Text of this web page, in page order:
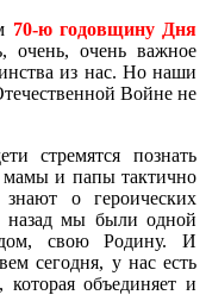
70-ю годовщину Дня
очень, очень важное
из нас. Но наши
Войне не
стремятся познать
мамы и папы тактично
о героических
назад мы были одной
свою Родину. И
сегодня, у нас есть
объединяет и